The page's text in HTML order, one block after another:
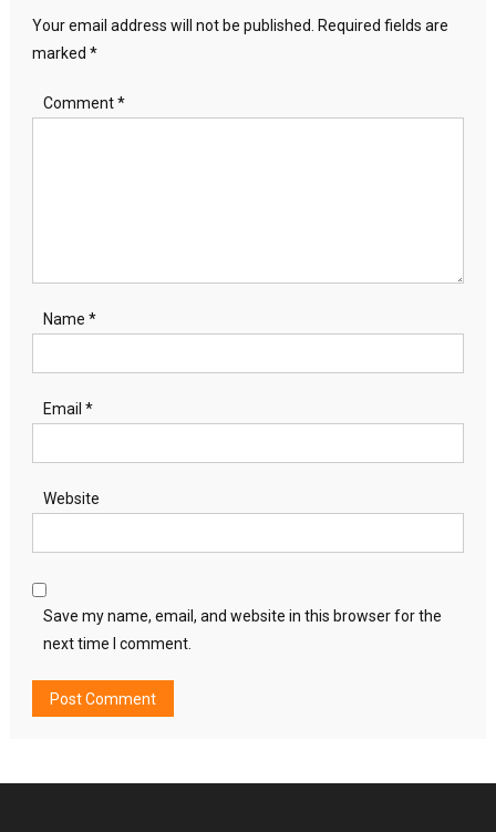
Your email address will not be published.
Required fields are
marked *
Comment*
Name *
Email *
Website
Save my name, email, and website in this browser for the
next time I comment.